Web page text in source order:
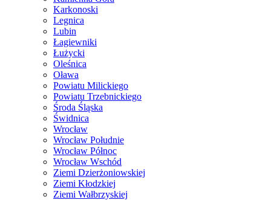
Karkonoski
Legnica
Lubin
Łagiewniki
Łużycki
Oleśnica
Oława
Powiatu Milickiego
Powiatu Trzebnickiego
Środa Śląska
Świdnica
Wrocław
Wrocław Południe
Wrocław Północ
Wrocław Wschód
Ziemi Dzierżoniowskiej
Ziemi Kłodzkiej
Ziemi Wałbrzyskiej